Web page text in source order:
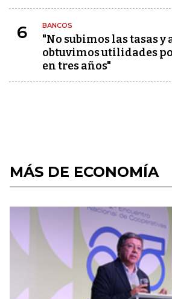
6 BANCOS
"No subimos las tasas y
obtuvimos utilidades
en tres años"
MÁS DE ECONOMÍA